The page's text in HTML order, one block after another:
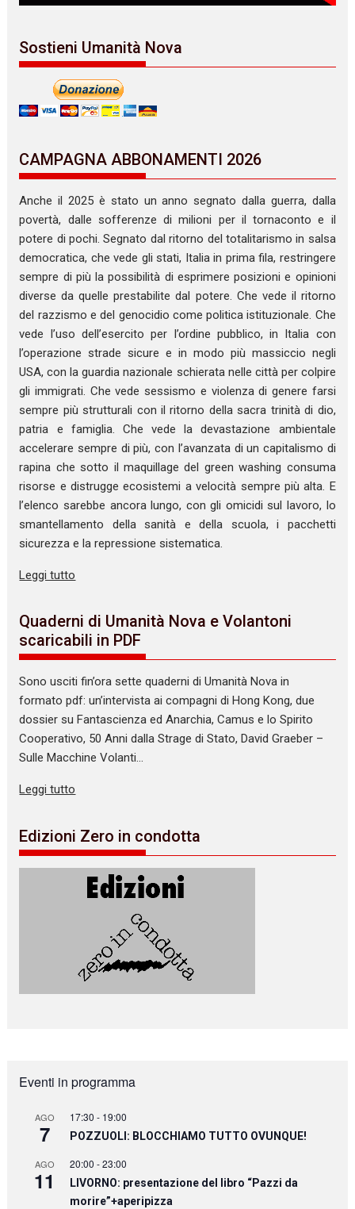
Sostieni Umanità Nova
CAMPAGNA ABBONAMENTI 2026
Anche il 2025 è stato un anno segnato dalla guerra, dalla
povertà, dalle sofferenze di milioni per il tornaconto e il
potere di pochi. Segnato dal ritorno del totalitarismo in salsa
democratica, che vede gli stati, Italia in prima fila, restringere
sempre di più la possibilità di esprimere posizioni e opinioni
diverse da quelle prestabilite dal potere. Che vede il ritorno
del razzismo e del genocidio come politica istituzionale. Che
vede l’uso dell’esercito per l’ordine pubblico, in Italia con
l’operazione strade sicure e in modo più massiccio negli
USA, con la guardia nazionale schierata nelle città per colpire
gli immigrati. Che vede sessismo e violenza di genere farsi
sempre più strutturali con il ritorno della sacra trinità di dio,
patria e famiglia. Che vede la devastazione ambientale
accelerare sempre di più, con l’avanzata di un capitalismo di
rapina che sotto il maquillage del green washing consuma
risorse e distrugge ecosistemi a velocità sempre più alta. E
l’elenco sarebbe ancora lungo, con gli omicidi sul lavoro, lo
smantellamento della sanità e della scuola, i pacchetti
sicurezza e la repressione sistematica.
Leggi tutto
Quaderni di Umanità Nova e Volantoni
scaricabili in PDF
Sono usciti fin’ora sette quaderni di Umanità Nova in
formato pdf: un’intervista ai compagni di Hong Kong, due
dossier su Fantascienza ed Anarchia, Camus e lo Spirito
Cooperativo, 50 Anni dalla Strage di Stato, David Graeber –
Sulle Macchine Volanti…
Leggi tutto
Edizioni Zero in condotta
Eventi in programma
AGO
7
17:30 - 19:00
POZZUOLI: BLOCCHIAMO TUTTO OVUNQUE!
AGO
11
20:00 -23:00
LIVORNO: presentazione del libro “Pazzi da
morire”+aperipizza